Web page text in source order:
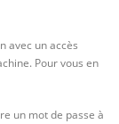
avec un accès
Pour vous en
un mot de passe à